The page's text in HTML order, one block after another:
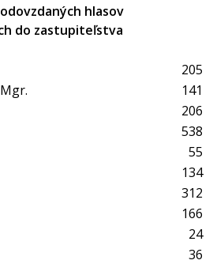
hlasov
do zastupiteľstva
205
141
206
538
55
134
312
166
24
36